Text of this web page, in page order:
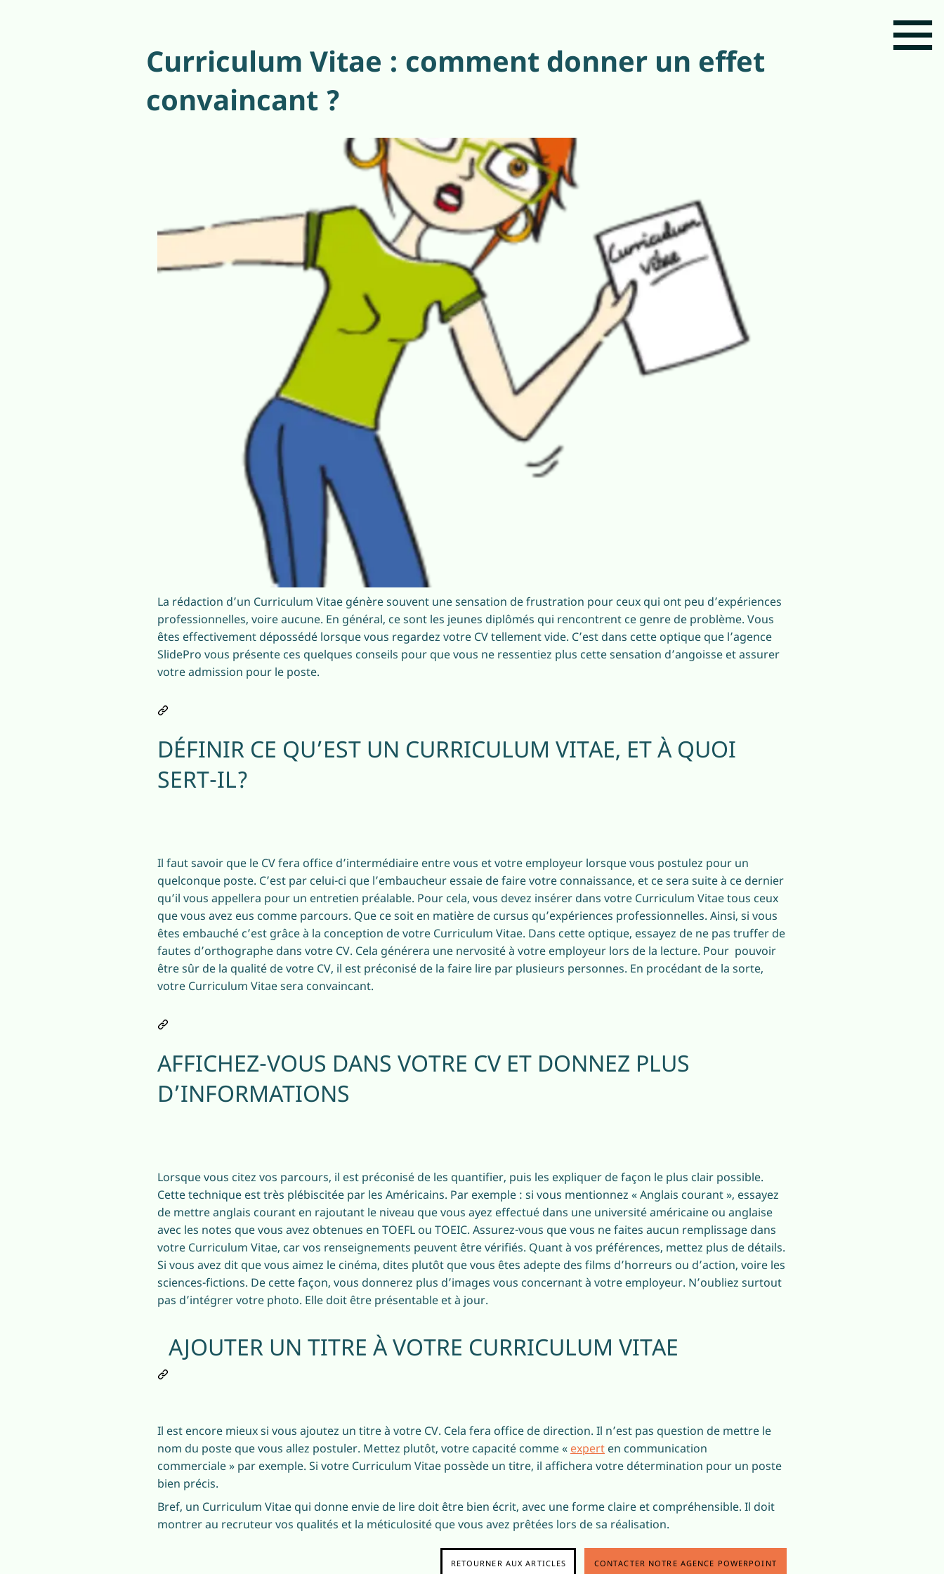
Curriculum Vitae : comment donner un effet
convaincant ?
La rédaction d’un Curriculum Vitae génère souvent une sensation de frustration pour ceux qui ont peu d’expériences
professionnelles, voire aucune. En général, ce sont les jeunes diplômés qui rencontrent ce genre de problème. Vous
êtes effectivement dépossédé lorsque vous regardez votre CV tellement vide. C’est dans cette optique que l’agence
SlidePro vous présente ces quelques conseils pour que vous ne ressentiez plus cette sensation d’angoisse et assurer
votre admission pour le poste.
DÉFINIR CE QU’EST UN CURRICULUM VITAE, ET À QUOI
SERT-IL?
Il faut savoir que le CV fera office d’intermédiaire entre vous et votre employeur lorsque vous postulez pour un
quelconque poste. C’est par celui-ci que l’embaucheur essaie de faire votre connaissance, et ce sera suite à ce dernier
qu’il vous appellera pour un entretien préalable. Pour cela, vous devez insérer dans votre Curriculum Vitae tous ceux
que vous avez eus comme parcours. Que ce soit en matière de cursus qu’expériences professionnelles. Ainsi, si vous
êtes embauché c’est grâce à la conception de votre Curriculum Vitae. Dans cette optique, essayez de ne pas truffer de
fautes d’orthographe dans votre CV. Cela générera une nervosité à votre employeur lors de la lecture. Pour pouvoir
être sûr de la qualité de votre CV, il est préconisé de la faire lire par plusieurs personnes. En procédant de la sorte,
votre Curriculum Vitae sera convaincant.
AFFICHEZ-VOUS DANS VOTRE CV ET DONNEZ PLUS
D’INFORMATIONS
Lorsque vous citez vos parcours, il est préconisé de les quantifier, puis les expliquer de façon le plus clair possible.
Cette technique est très plébiscitée par les Américains. Par exemple : si vous mentionnez « Anglais courant », essayez
de mettre anglais courant en rajoutant le niveau que vous ayez effectué dans une université américaine ou anglaise
avec les notes que vous avez obtenues en TOEFL ou TOEIC. Assurez-vous que vous ne faites aucun remplissage dans
votre Curriculum Vitae, car vos renseignements peuvent être vérifiés. Quant à vos préférences, mettez plus de détails.
Si vous avez dit que vous aimez le cinéma, dites plutôt que vous êtes adepte des films d’horreurs ou d’action, voire les
sciences-fictions. De cette façon, vous donnerez plus d’images vous concernant à votre employeur. N’oubliez surtout
pas d’intégrer votre photo. Elle doit être présentable et à jour.
AJOUTER UN TITRE À VOTRE CURRICULUM VITAE
Il est encore mieux si vous ajoutez un titre à votre CV. Cela fera office de direction. Il n’est pas question de mettre le
nom du poste que vous allez postuler. Mettez plutôt, votre capacité comme « expert en communication
commerciale » par exemple. Si votre Curriculum Vitae possède un titre, il affichera votre détermination pour un poste
bien précis.
Bref, un Curriculum Vitae qui donne envie de lire doit être bien écrit, avec une forme claire et compréhensible. Il doit
montrer au recruteur vos qualités et la méticulosité que vous avez prêtées lors de sa réalisation.
RETOURNER AUX ARTICLES CONTACTER NOTRE AGENCE POWERPOINT